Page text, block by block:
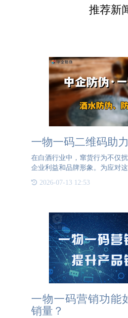
推荐新
一物一码二维码助
在白酒行业中，窜货行为不仅
企业利益和品牌形象。为应对
维码防窜货系统应运而生。一
品都拥有一个独一无二的二维
2026-07-13 12:53
一物一码营销功能
销量？